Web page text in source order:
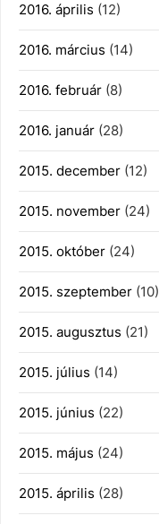
2016. április (12)
2016. március (14)
2016. február (8)
2016. január (28)
2015. december (12)
2015. november (24)
2015. október (24)
2015. szeptember (10)
2015. augusztus (21)
2015. július (14)
2015. június (22)
2015. május (24)
2015. április (28)